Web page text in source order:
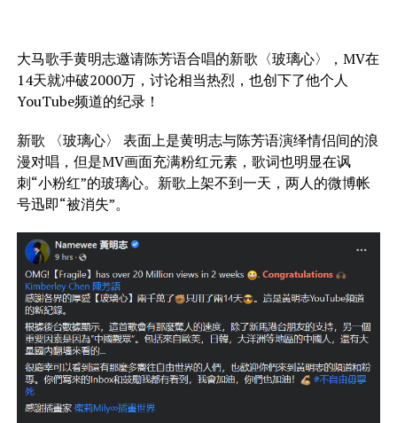
大马歌手黄明志邀请陈芳语合唱的新歌〈玻璃心〉，MV在
14天就冲破2000万，讨论相当热烈，也创下了他个人
YouTube频道的纪录！
新歌 〈玻璃心〉 表面上是黄明志与陈芳语演绎情侣间的浪
漫对唱，但是MV画面充满粉红元素，歌词也明显在讽
刺“小粉红”的玻璃心。新歌上架不到一天，两人的微博帐
号迅即“被消失”。